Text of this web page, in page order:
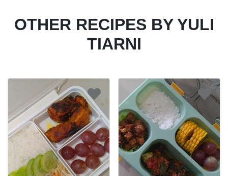
OTHER RECIPES BY YULI
TIARNI